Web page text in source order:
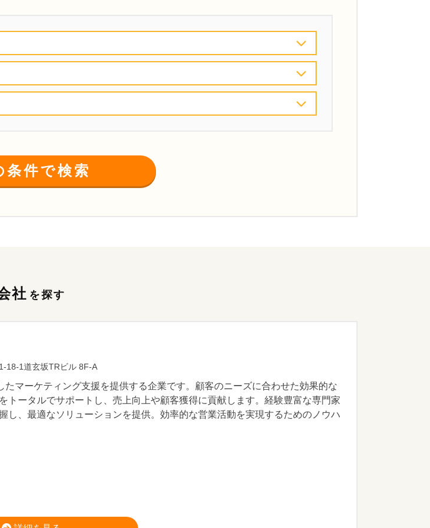
条件で検索
社 を探す
18-1道玄坂TRビル 8F-A
たマーケティング支援を提供する企業です。顧客のニーズに合わせた効果的な
トータルでサポートし、売上向上や顧客獲得に貢献します。経験豊富な専門家
し、最適なソリューションを提供。効率的な営業活動を実現するためのノウハ